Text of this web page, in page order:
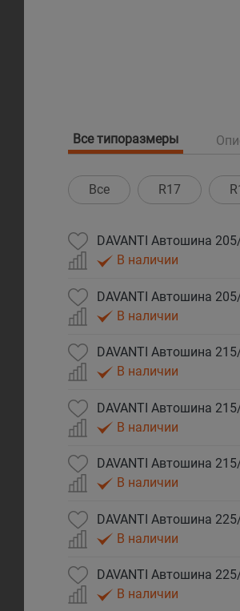
Все типоразмеры
Все R17
DAVANTI Автошина
В наличии
DAVANTI Автошина
В наличии
DAVANTI Автошина
В наличии
DAVANTI Автошина
В наличии
DAVANTI Автошина
В наличии
DAVANTI Автошина
В наличии
DAVANTI Автошина
В наличии